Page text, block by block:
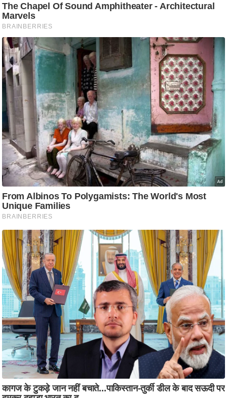
ई
.
चा
य
प
र
स
मी
क्षा
ध
र्म
ज्यो
ति
ष
प्र
भु
म
हि
मा
/
ध
र्म
स्थ
ल
व्र
त
त्यो
हा
र